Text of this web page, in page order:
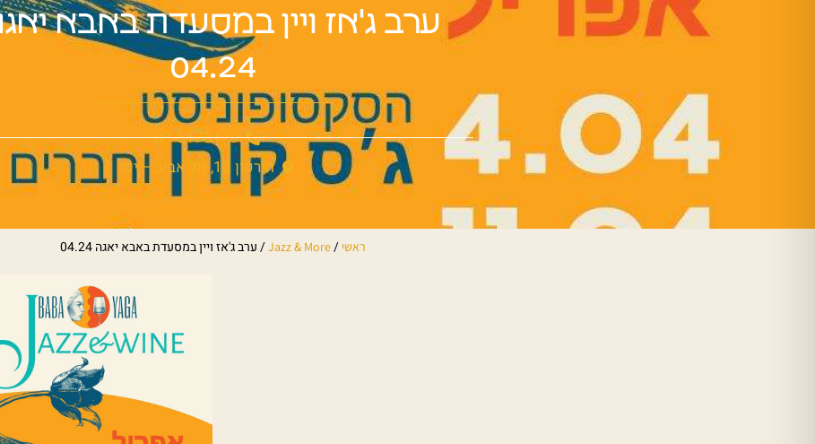
ערב ג'אז ויין במסעדת באבא
04.24
03-5175179
הירקון 12, תל אביב – יפו
ראשי /
Jazz & More
/ערב ג'אז ויין במסעדת באבא יאגה 04.24